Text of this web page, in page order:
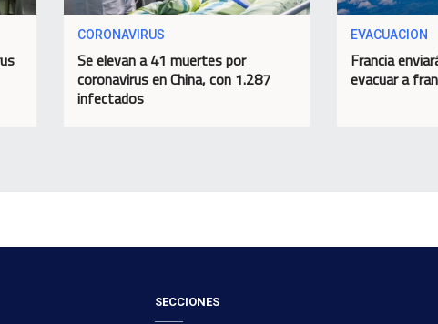
CORONAVIRUS
Se elevan a 41 muertes por
coronavirus en China, con 1.287
infectados
EVACUACION
Francia
evacuar a
SECCIONES